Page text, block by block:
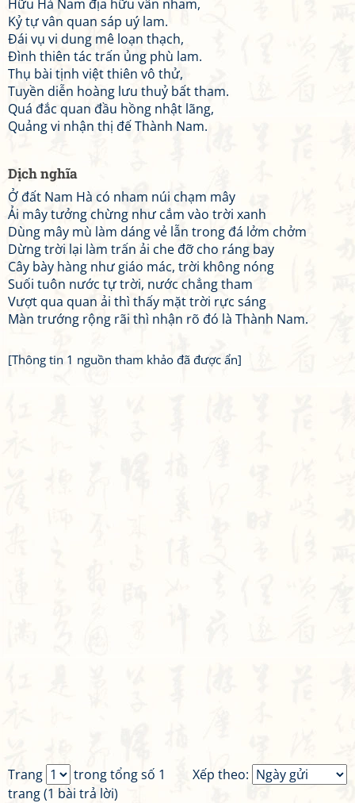
Hữu Hà Nam địa hữu vân nham,
Kỷ tự vân quan sáp uý lam.
Đái vụ vi dung mê loạn thạch,
Đình thiên tác trấn ủng phù lam.
Thụ bài tịnh việt thiên vô thử,
Tuyền diễn hoàng lưu thuỷ bất tham.
Quá đắc quan đầu hồng nhật lãng,
Quảng vi nhận thị đế Thành Nam.
Dịch nghĩa
Ở đất Nam Hà có nham núi chạm mây
Ải mây tưởng chừng như cắm vào trời xanh
Dùng mây mù làm dáng vẻ lẫn trong đá lởm chởm
Dừng trời lại làm trấn ải che đỡ cho ráng bay
Cây bày hàng như giáo mác, trời không nóng
Suối tuôn nước tự trời, nước chẳng tham
Vượt qua quan ải thì thấy mặt trời rực sáng
Màn trướng rộng rãi thì nhận rõ đó là Thành Nam.
[Thông tin 1 nguồn tham khảo đã được ẩn]
Xếp theo:
Trang
trong tổng số 1
trang (1 bài trả lời)